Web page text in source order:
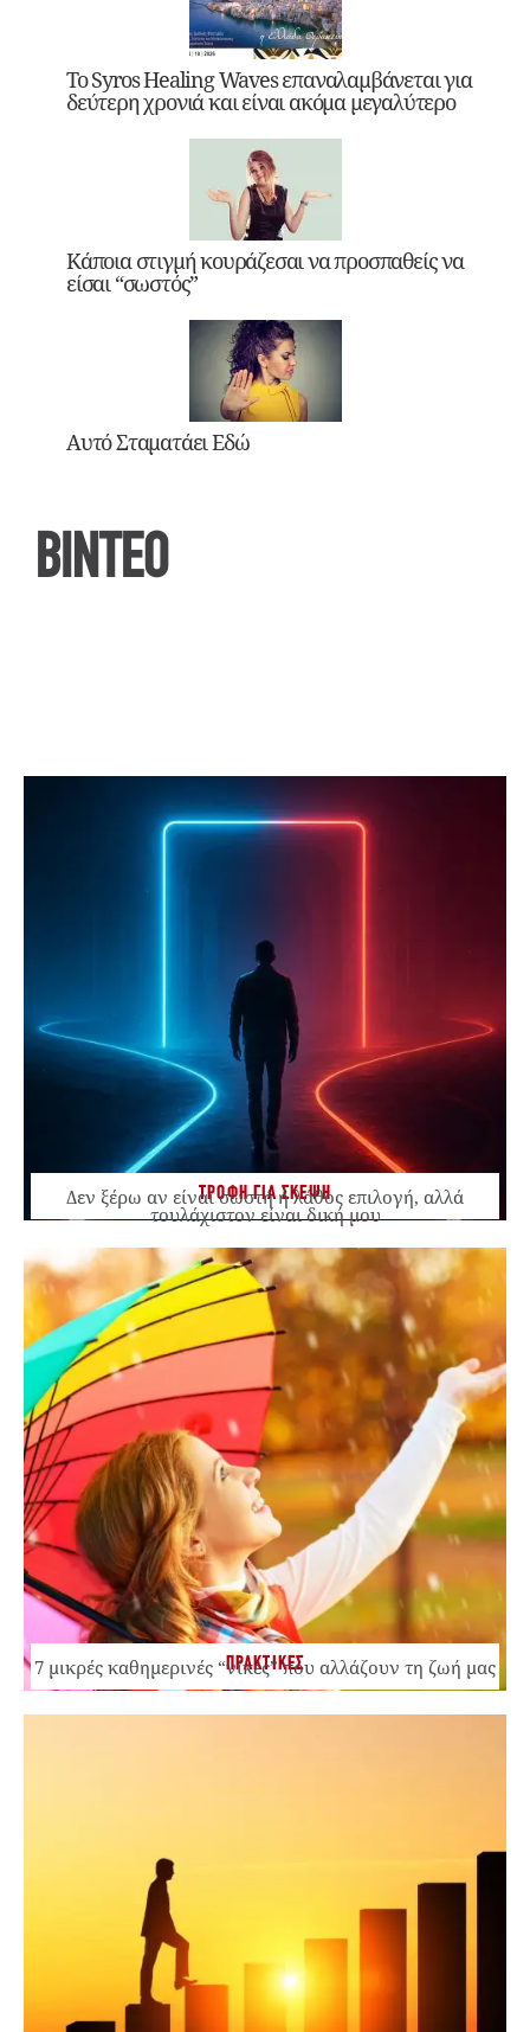
Το Syros Healing Waves επαναλαμβάνεται για
δεύτερη χρονιά και είναι ακόμα μεγαλύτερο
Κάποια στιγμή κουράζεσαι να προσπαθείς να
είσαι “σωστός”
Αυτό Σταματάει Εδώ
ΒΙΝΤΕΟ
ΤΡΟΦΗ ΓΙΑ ΣΚΕΨΗ
Δεν ξέρω αν είναι σωστή ή λάθος επιλογή, αλλά
τουλάχιστον είναι δική μου
ΠΡΑΚΤΙΚΕΣ
7 μικρές καθημερινές “νίκες” που αλλάζουν τη ζωή μας